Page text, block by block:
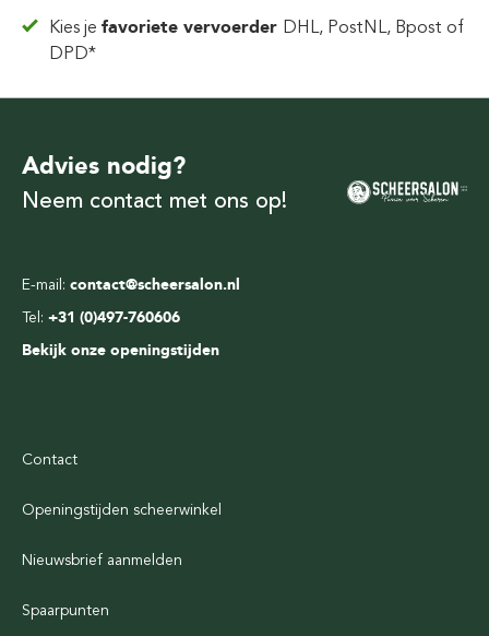
Kies jefavoriete vervoerder DHL, PostNL, Bpost of
DPD*
E-mail: contact@scheersalon.nl
Tel: +31 (0)497-760606
Bekijk onze openingstijden
Advies nodig?
Neem contact met ons op!
Contact
Openingstijden scheerwinkel
Nieuwsbrief aanmelden
Spaarpunten